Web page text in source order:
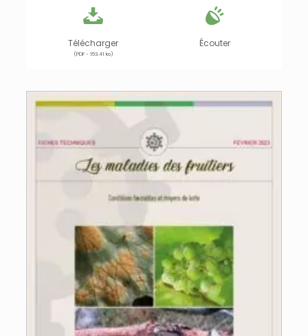
Télécharger
(PDF - 153.41 ko)
Écouter